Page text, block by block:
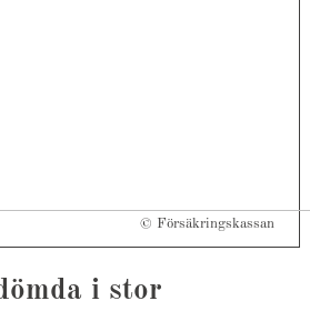
© Försäkringskassan
i stor